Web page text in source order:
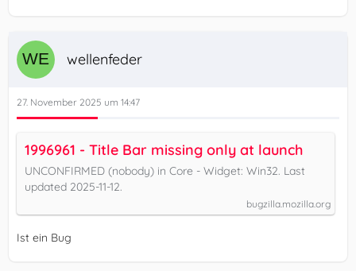
wellenfeder
27. November 2025 um 14:47
1996961 - Title Bar missing only at launch
UNCONFIRMED (nobody) in Core - Widget: Win32. Last
updated 2025-11-12.
bugzilla.mozilla.org
Ist ein Bug